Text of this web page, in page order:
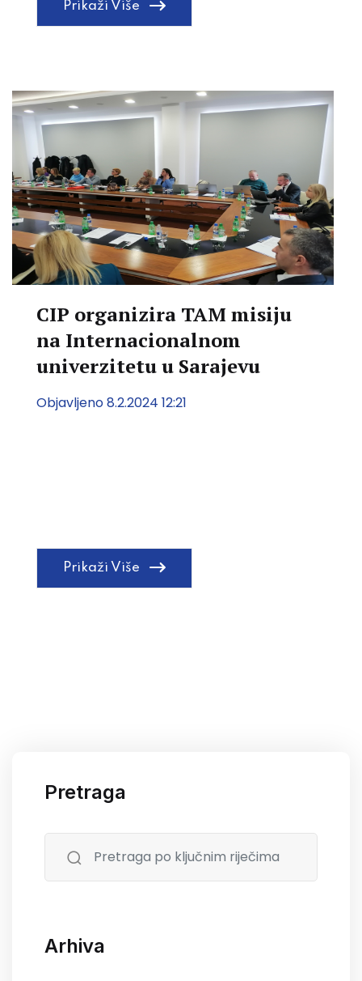
Prikaži Više
CIP organizira TAM misiju
na Internacionalnom
univerzitetu u Sarajevu
Objavljeno 8.2.2024 12:21
Prikaži Više
Pretraga
Arhiva